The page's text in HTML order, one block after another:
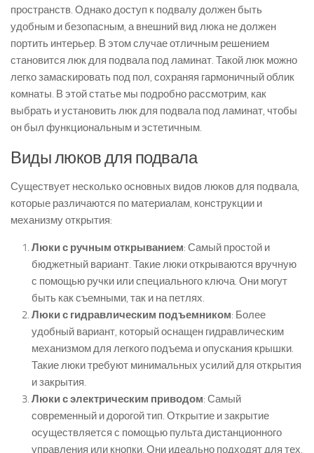
пространств. Однако доступ к подвалу должен быть
удобным и безопасным, а внешний вид люка не должен
портить интерьер. В этом случае отличным решением
становится люк для подвала под ламинат. Такой люк можно
легко замаскировать под пол, сохраняя гармоничный облик
комнаты. В этой статье мы подробно рассмотрим, как
выбрать и установить люк для подвала под ламинат, чтобы
он был функциональным и эстетичным.
Виды люков для подвала
Существует несколько основных видов люков для подвала,
которые различаются по материалам, конструкции и
механизму открытия:
Люки с ручным открыванием: Самый простой и
бюджетный вариант. Такие люки открываются вручную
с помощью ручки или специального ключа. Они могут
быть как съемными, так и на петлях.
Люки с гидравлическим подъемником: Более
удобный вариант, который оснащен гидравлическим
механизмом для легкого подъема и опускания крышки.
Такие люки требуют минимальных усилий для открытия
и закрытия.
Люки с электрическим приводом: Самый
современный и дорогой тип. Открытие и закрытие
осуществляется с помощью пульта дистанционного
управления или кнопки. Они идеально подходят для тех,